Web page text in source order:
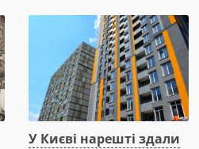
У Києві нарешті здали